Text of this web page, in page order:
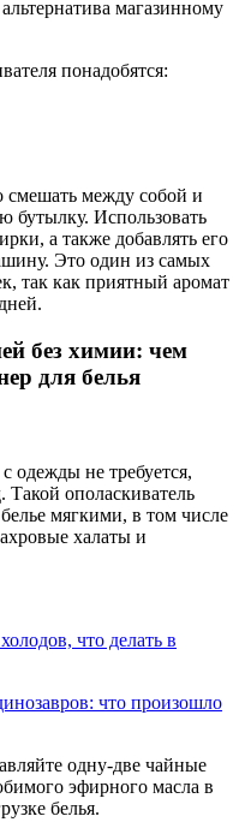
магазинному
понадобятся:
между собой и
бутылку. Использовать
а также добавлять его
Это один из самых
так как приятный аромат
одежды не требуется,
Такой ополаскиватель
мягкими, в том числе
халаты и
что делать в
что произошло
одну-две чайные
эфирного масла в
белья.